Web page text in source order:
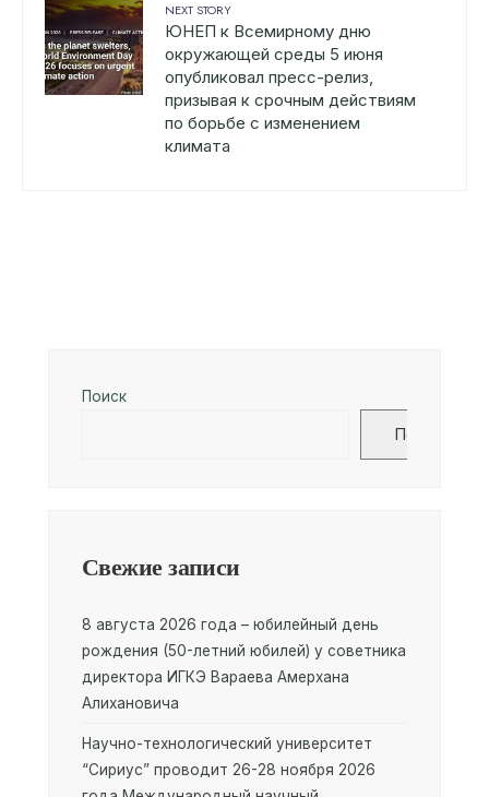
NEXT STORY
ЮНЕП к Всемирному дню
окружающей среды 5 июня
опубликовал пресс-релиз,
призывая к срочным действиям
по борьбе с изменением
климата
Поиск
Поиск
Свежие записи
8 августа 2026 года – юбилейный день
рождения (50-летний юбилей) у советника
директора ИГКЭ Вараева Амерхана
Алихановича
Научно-технологический университет
“Сириус” проводит 26-28 ноября 2026